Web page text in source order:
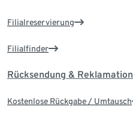
Filialreservierung
Filialfinder
Rücksendung & Reklamation
Kostenlose Rückgabe / Umtausch